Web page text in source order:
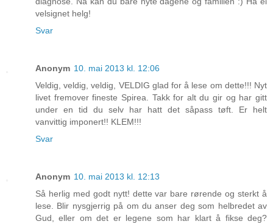
velsignet helg!
Svar
Anonym 10. mai 2013 kl. 12:06
Veldig, veldig, veldig, VELDIG glad for å lese om dette!!! Nyt
livet fremover fineste Spirea. Takk for alt du gir og har gitt
under en tid du selv har hatt det såpass tøft. Er helt
vanvittig imponert!! KLEM!!!
Svar
Anonym 10. mai 2013 kl. 12:13
Så herlig med godt nytt! dette var bare rørende og sterkt å
lese. Blir nysgjerrig på om du anser deg som helbredet av
Gud, eller om det er legene som har klart å fikse deg?